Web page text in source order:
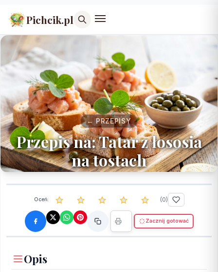
Pichcik.pl
← PRZEPISY
Przepis na: Tatar z łososia
na tostach
Oceń: (0)
Zacznij gotować
Opis